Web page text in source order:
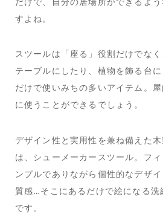
すよね。
スツールは「座る」役割だけでな
テーブルにしたり、植物を飾る台
だけで使いみちの多いアイテム。
に使うことができるでしょう。
デザイン性と実用性を兼ね備えた
は、シューメーカースツール。フ
ンプルでありながら個性的なデザ
質感…そこにあるだけで絵になる洗
です。